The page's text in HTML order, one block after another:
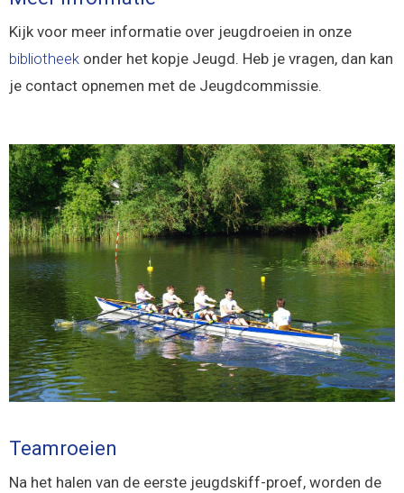
Kijk voor meer informatie over jeugdroeien in onze
bibliotheek onder het kopje Jeugd. Heb je vragen, dan kan
je contact opnemen met de Jeugdcommissie.
Teamroeien
Na het halen van de eerste jeugdskiff-proef, worden de